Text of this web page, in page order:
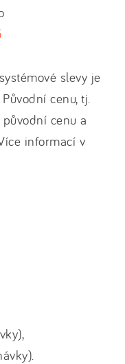
slevy je
cenu, tj.
cenu a
informací v